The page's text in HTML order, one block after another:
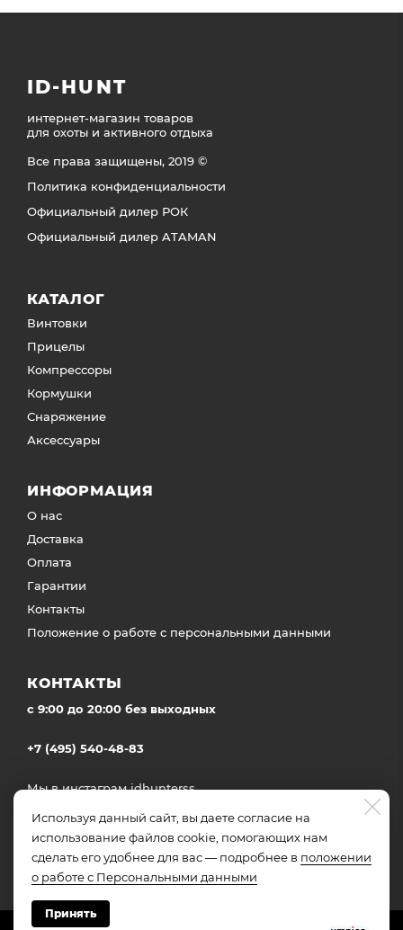
Используя данный сайт, вы даете согласие на
использование файлов cookie, помогающих нам
сделать его удобнее для вас — подробнее в положении
о работе с Персональными данными
Принять
ID-HUNT
интернет-магазин товаров
для охоты и активного отдыха
Все права защищены, 2019 ©
Политика конфиденциальности
Официальный дилер РОК
Официальный дилер ATAMAN
КАТАЛОГ
Винтовки
Прицелы
Компрессоры
Кормушки
Снаряжение
Аксессуары
ИНФОРМАЦИЯ
О нас
Доставка
Оплата
Гарантии
Контакты
Положение о работе с персональными данными
КОНТАКТЫ
c 9:00 до 20:00 без выходных
+7 (495) 540-48-83
Мы в инстаграмidhunterss
Доставка во все регионы России